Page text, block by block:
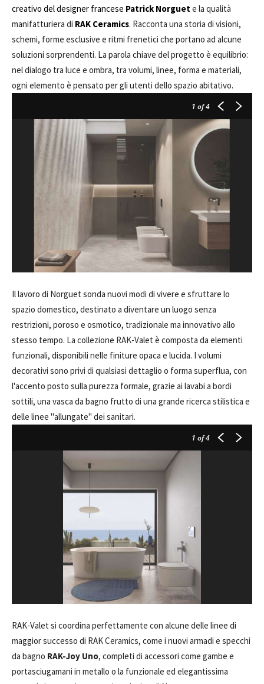
creativo del designer francese Patrick Norguete la qualità
manifatturiera di RAK Ceramics. Racconta una storia di visioni,
schemi, forme esclusive e ritmi frenetici che portano ad alcune
soluzioni sorprendenti. La parola chiave del progetto è equilibrio:
nel dialogo tra luce e ombra, tra volumi, linee, forma e materiali,
ogni elemento è pensato per gli utenti dello spazio abitativo.
1 of 4
Il lavoro di Norguet sonda nuovi modi di vivere e sfruttare lo
spazio domestico, destinato a diventare un luogo senza
restrizioni, poroso e osmotico, tradizionale ma innovativo allo
stesso tempo. La collezione RAK-Valet è composta da elementi
funzionali, disponibili nelle finiture opaca e lucida. I volumi
decorativi sono privi di qualsiasi dettaglio o forma superflua, con
l'accento posto sulla purezza formale, grazie ai lavabi a bordi
sottili, una vasca da bagno frutto di una grande ricerca stilistica e
delle linee "allungate" dei sanitari.
1 of 4
RAK-Valet si coordina perfettamente con alcune delle linee di
maggior successo di RAK Ceramics, come i nuovi armadi e specchi
da bagno RAK-Joy Uno, completi di accessori come gambe e
portasciugamani in metallo o la funzionale ed elegantissima